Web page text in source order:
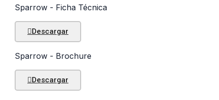
Sparrow - Ficha Técnica
Descargar
Sparrow - Brochure
Descargar